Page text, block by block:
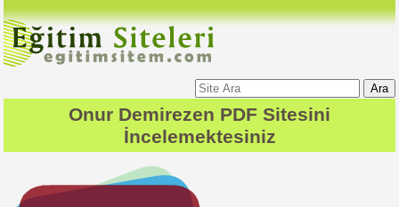
Ara
Onur Demirezen PDF Sitesini
İncelemektesiniz